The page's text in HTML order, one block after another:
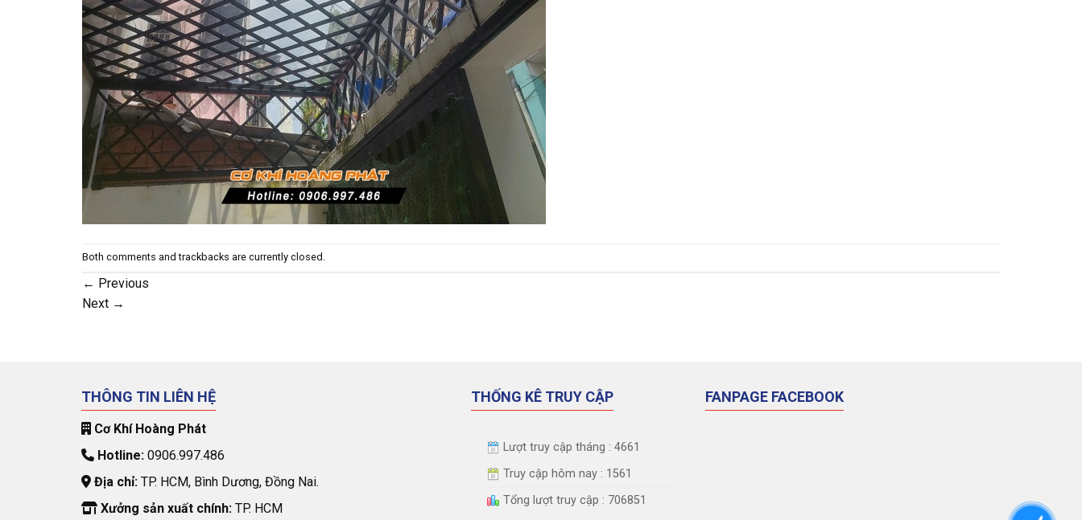
Both comments and trackbacks are currently closed.
← Previous
Next →
THÔNG TIN LIÊN HỆ
Cơ Khí Hoàng Phát
Hotline:0906.997.486
Địa chỉ:TP. HCM, Bình Dương, Đồng Nai.
Xưởng sản xuất chính:TP. HCM
THỐNG KÊ TRUY CẬP
Lượt truy cập tháng : 4661
Truy cập hôm nay : 1561
Tổng lượt truy cập : 706851
FANPAGE FACEBOOK